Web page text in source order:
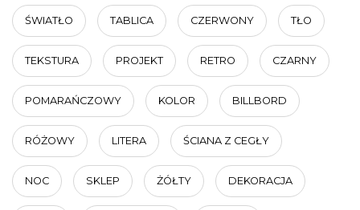
ŚWIATŁO TABLICA CZERWONY TŁO
TEKSTURA PROJEKT RETRO CZARNY
POMARAŃCZOWY KOLOR BILLBORD
RÓŻOWY LITERA ŚCIANA Z CEGŁY
NOC SKLEP ŻÓŁTY DEKORACJA